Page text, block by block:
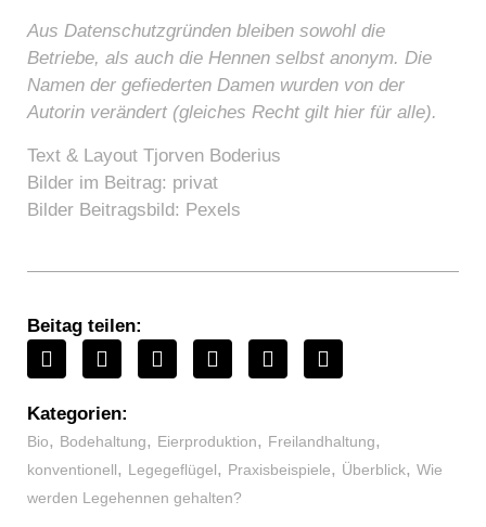
Aus Datenschutzgründen bleiben sowohl die
Betriebe, als auch die Hennen selbst anonym. Die
Namen der gefiederten Damen wurden von der
Autorin verändert (gleiches Recht gilt hier für alle).
Text & Layout Tjorven Boderius
Bilder im Beitrag: privat
Bilder Beitragsbild: Pexels
Beitag teilen:
Kategorien:
Bio, Bodehaltung, Eierproduktion, Freilandhaltung,
konventionell, Legegeflügel, Praxisbeispiele, Überblick, Wie
werden Legehennen gehalten?